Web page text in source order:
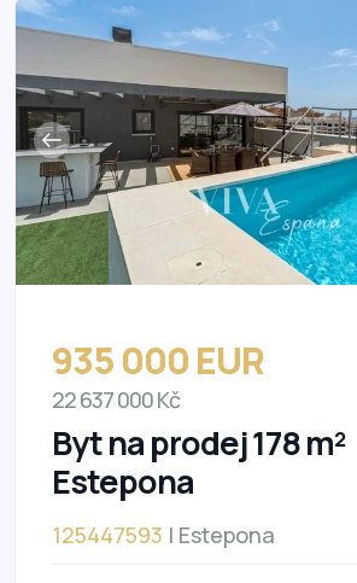
935 000 EUR
22 637 000 Kč
Byt na prodej 178 m²
Estepona
125447593 | Estepona